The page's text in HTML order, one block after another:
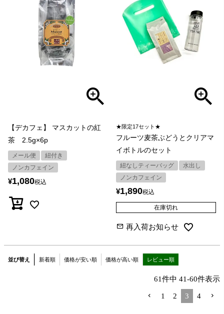
【デカフェ】 マスカットの紅
茶 2.5g×6p
メール便
紐付き
ノンカフェイン
¥1,080税込
★限定17セット★
フルーツ麦茶ぶどうとクリアマ
イボトルのセット
紐なしティーバッグ
水出し
ノンカフェイン
¥1,890税込
在庫切れ
再入荷お知らせ
並び替え 新着順 価格が安い順 価格が高い順 レビュー順
61件中 41-60件表示
1 2 3 4